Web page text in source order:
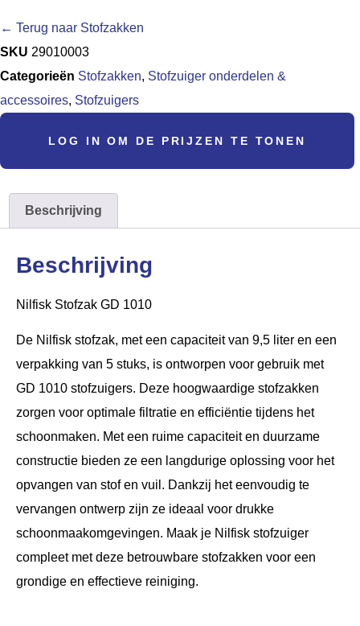
← Terug naar Stofzakken
SKU 29010003
Categorieën Stofzakken, Stofzuiger onderdelen &
accessoires, Stofzuigers
LOG IN OM DE PRIJZEN TE TONEN
Beschrijving
Beschrijving
Nilfisk Stofzak GD 1010
De Nilfisk stofzak, met een capaciteit van 9,5 liter en een
verpakking van 5 stuks, is ontworpen voor gebruik met
GD 1010 stofzuigers. Deze hoogwaardige stofzakken
zorgen voor optimale filtratie en efficiëntie tijdens het
schoonmaken. Met een ruime capaciteit en duurzame
constructie bieden ze een langdurige oplossing voor het
opvangen van stof en vuil. Dankzij het eenvoudig te
vervangen ontwerp zijn ze ideaal voor drukke
schoonmaakomgevingen. Maak je Nilfisk stofzuiger
compleet met deze betrouwbare stofzakken voor een
grondige en effectieve reiniging.